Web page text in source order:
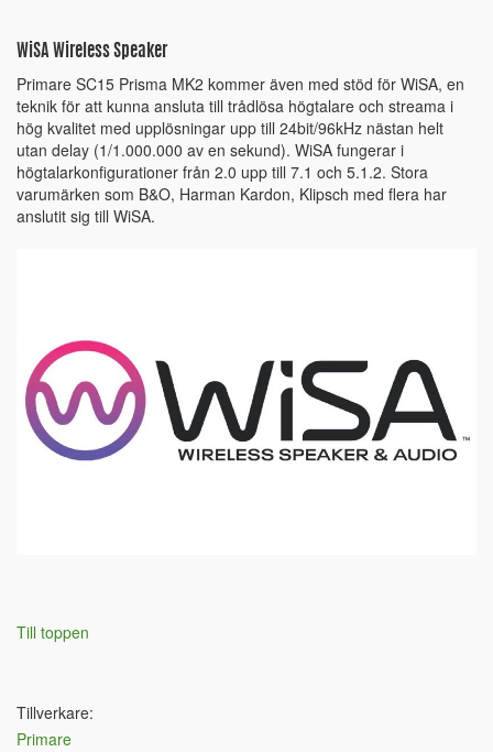
WiSA Wireless Speaker
Primare SC15 Prisma MK2 kommer även med stöd för WiSA, en
teknik för att kunna ansluta till trådlösa högtalare och streama i
hög kvalitet med upplösningar upp till 24bit/96kHz nästan helt
utan delay (1/1.000.000 av en sekund). WiSA fungerar i
högtalarkonfigurationer från 2.0 upp till 7.1 och 5.1.2. Stora
varumärken som B&O, Harman Kardon, Klipsch med flera har
anslutit sig till WiSA.
Till toppen
Tillverkare:
Primare